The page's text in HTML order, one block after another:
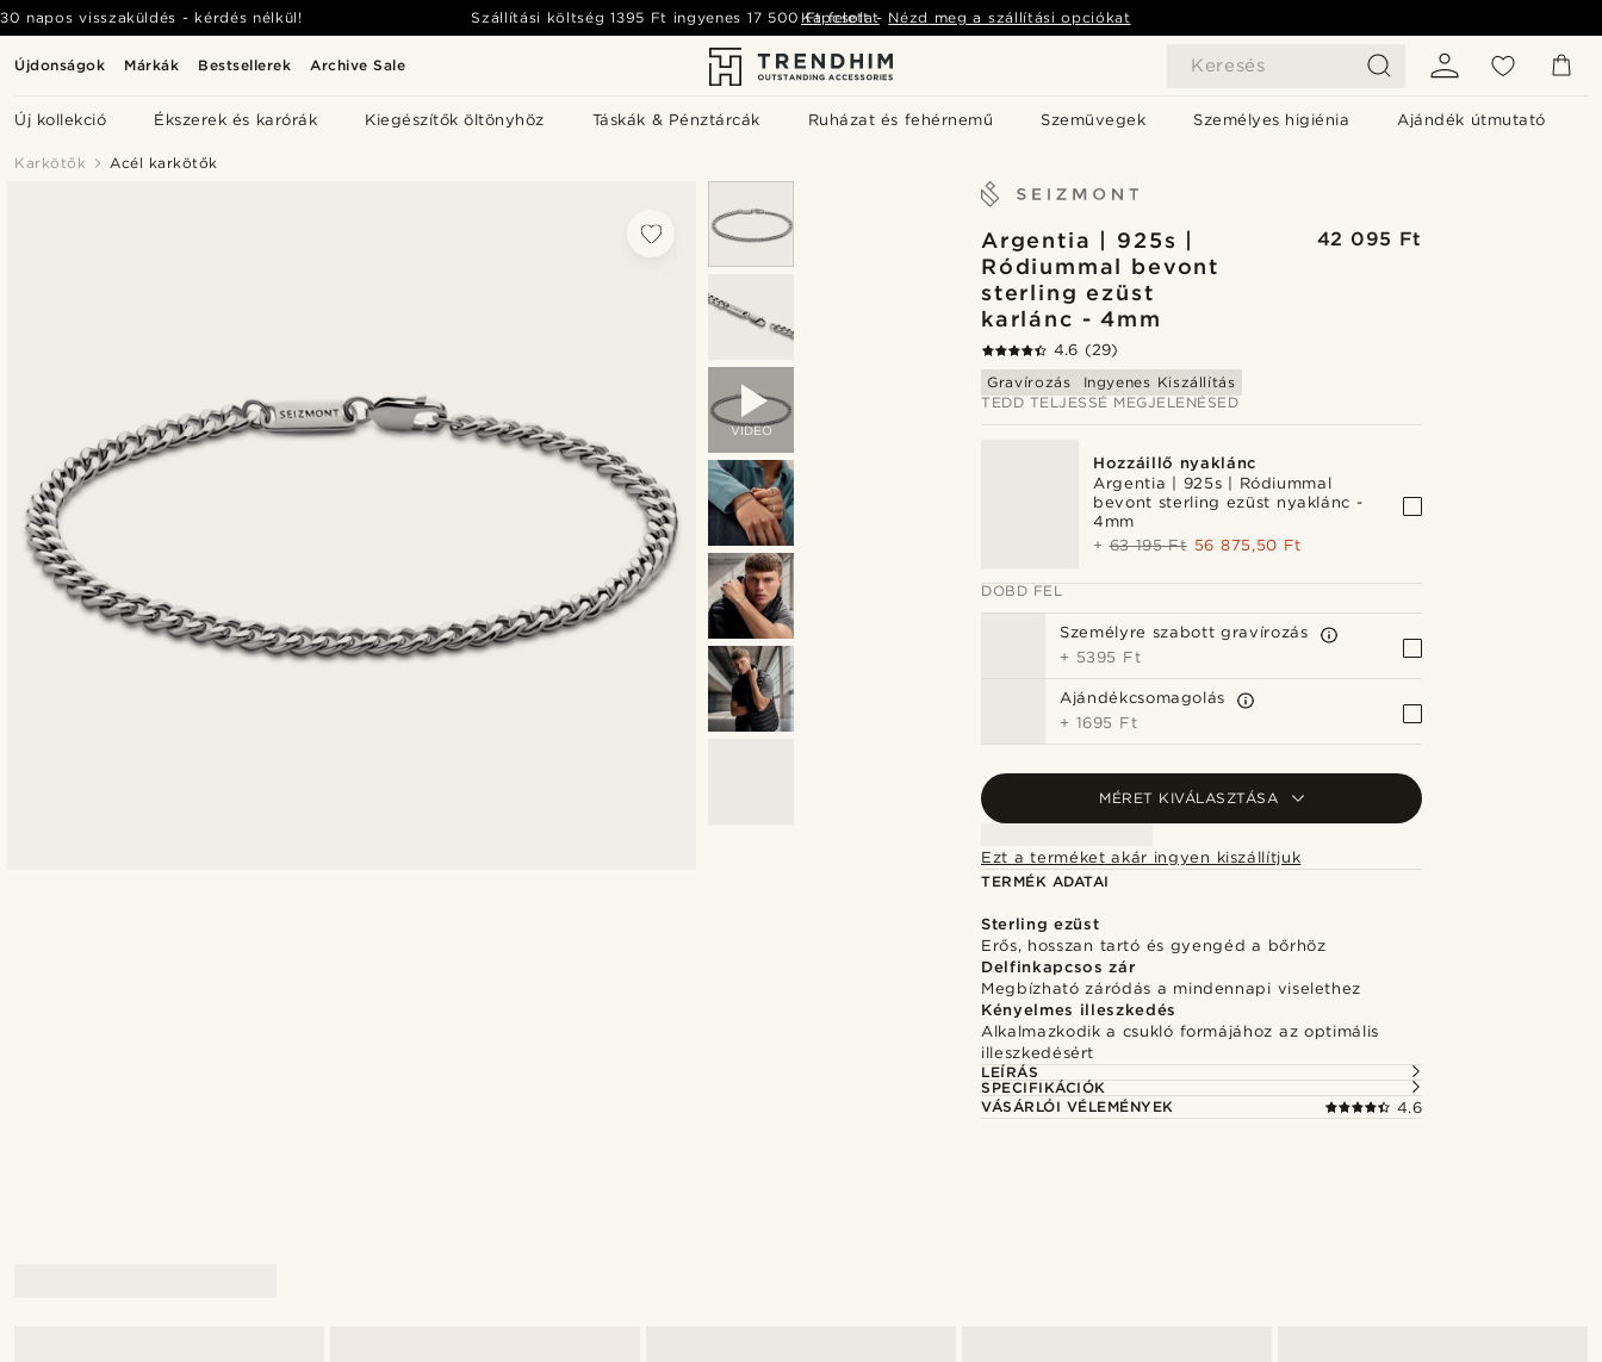
Újdonságok Márkák Bestsellerek Archive Sale Keresés
Új kollekció Ékszerek és karórák Kiegészítők öltönyhöz Táskák & Pénztárcák Ruházat és fehérnemű Szemüvegek Személyes higiénia Ajándék útmutató
30 napos visszaküldés - kérdés nélkül! Szállítási költség1395 Ft ingyenes 17 500 Ft felett- Nézd meg a szállítási opciókat
Kapcsolat
Karkötők Acél karkötők
VIDEO
Argentia | 925s |
Ródiummal bevont
sterling ezüst
karlánc - 4mm
42 095 Ft
4.6 (29)
Gravírozás
Ingyenes Kiszállítás
TEDD TELJESSÉ MEGJELENÉSED
Hozzáillő nyaklánc
Argentia | 925s | Ródiummal
bevont sterling ezüst nyaklánc -
4mm
+63 195 Ft 56 875,50 Ft
DOBD FEL
Személyre szabott gravírozás
+ 5395 Ft
Ajándékcsomagolás
+ 1695 Ft
MÉRET KIVÁLASZTÁSA
Ezt a terméket akár ingyen kiszállítjuk
TERMÉK ADATAI
Sterling ezüst
Erős, hosszan tartó és gyengéd a bőrhöz
Delfinkapcsos zár
Megbízható záródás a mindennapi viselethez
Kényelmes illeszkedés
Alkalmazkodik a csukló formájához az optimális
illeszkedésért
LEÍRÁS
SPECIFIKÁCIÓK
VÁSÁRLÓI VÉLEMÉNYEK
4.6